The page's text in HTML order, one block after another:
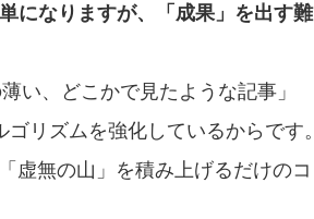
単になりますが、「成果」を出す難
い、どこかで見たような記事」
リズムを強化しているからです。
虚無の山」を積み上げるだけのコ